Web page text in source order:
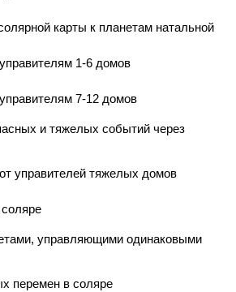
карты к планетам натальной
1-6 домов
7-12 домов
и тяжелых событий через
управителей тяжелых домов
управляющими одинаковыми
перемен в соляре